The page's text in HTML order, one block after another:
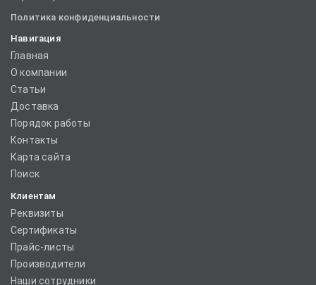
Политика конфиденциальности
Навигация
Главная
О компании
Статьи
Доставка
Порядок работы
Контакты
Карта сайта
Поиск
Клиентам
Реквизиты
Сертификаты
Прайс-листы
Производители
Наши сотрудники